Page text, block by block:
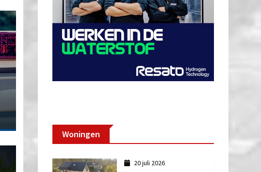
Woningen
20 juli 2026